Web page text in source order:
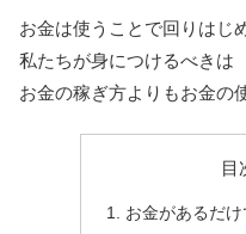
お金は使うことで回りはじ
私たちが身につけるべきは
お金の稼ぎ方よりもお金の
目
お金があるだ